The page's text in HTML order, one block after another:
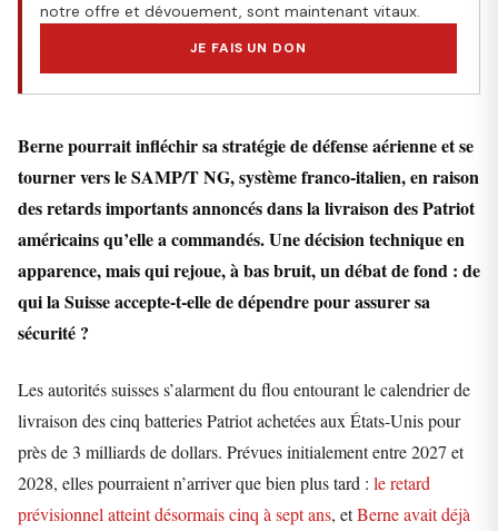
notre offre et dévouement, sont maintenant vitaux.
JE FAIS UN DON
Berne pourrait infléchir sa stratégie de défense aérienne et se
tourner vers le SAMP/T NG, système franco-italien, en raison
des retards importants annoncés dans la livraison des Patriot
américains qu’elle a commandés. Une décision technique en
apparence, mais qui rejoue, à bas bruit, un débat de fond : de
qui la Suisse accepte-t-elle de dépendre pour assurer sa
sécurité ?
Les autorités suisses s’alarment du flou entourant le calendrier de
livraison des cinq batteries Patriot achetées aux États-Unis pour
près de 3 milliards de dollars. Prévues initialement entre 2027 et
2028, elles pourraient n’arriver que bien plus tard : le retard
prévisionnel atteint désormais cinq à sept ans, etBerne avait déjà